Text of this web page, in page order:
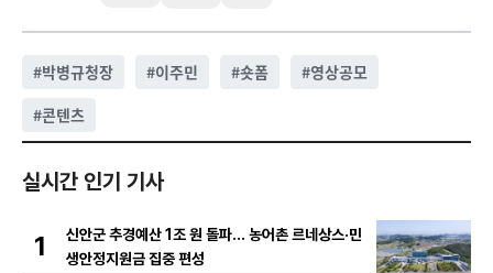
#박병규청장 #이주민 #숏폼 #영상공모
#콘텐츠
실시간 인기 기사
1
신안군 추경예산 1조 원 돌파… 농어촌 르네상스·민
생안정지원금 집중 편성